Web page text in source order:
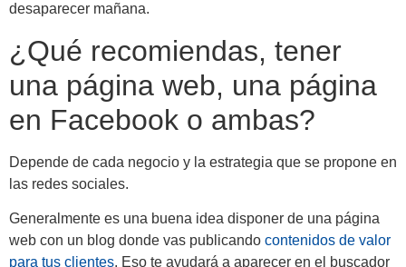
desaparecer mañana.
¿Qué recomiendas, tener
una página web, una página
en Facebook o ambas?
Depende de cada negocio y la estrategia que se propone en
las redes sociales.
Generalmente es una buena idea disponer de una página
web con un blog donde vas publicando contenidos de valor
para tus clientes. Eso te ayudará a aparecer en el buscador